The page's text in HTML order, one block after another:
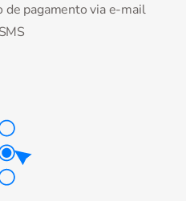
de pagamento via e-mail